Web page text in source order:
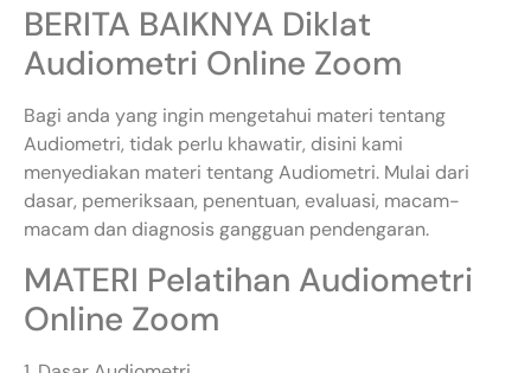
BERITA BAIKNYA Diklat
Audiometri Online Zoom
Bagi anda yang ingin mengetahui materi tentang
Audiometri, tidak perlu khawatir, disini kami
menyediakan materi tentang Audiometri. Mulai dari
dasar, pemeriksaan, penentuan, evaluasi, macam-
macam dan diagnosis gangguan pendengaran.
MATERI Pelatihan Audiometri
Online Zoom